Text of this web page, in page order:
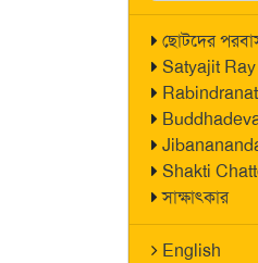
ছোটদের
Satyajit Ray
Shakti
সাক্ষাৎকার
English